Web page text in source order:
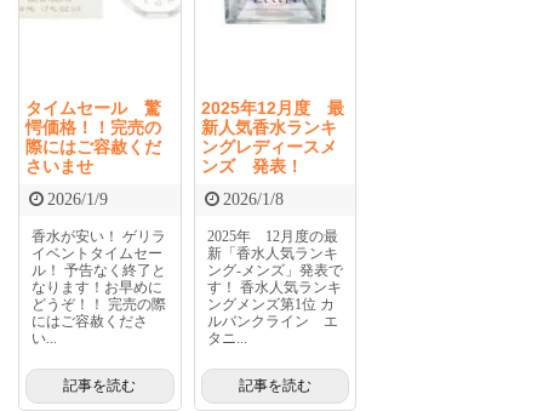
タイムセール 驚
愕価格！！完売の
際にはご容赦くだ
さいませ
2026/1/9
香水が安い！ ゲリラ
イベントタイムセー
ル！ 予告なく終了と
なります！お早めに
どうぞ！！ 完売の際
にはご容赦くださ
い...
記事を読む
2025年12月度 最
新人気香水ランキ
ングレディースメ
ンズ 発表！
2026/1/8
2025年 12月度の最
新「香水人気ランキ
ング-メンズ」発表で
す！ 香水人気ランキ
ングメンズ第1位 カ
ルバンクライン エ
タニ...
記事を読む